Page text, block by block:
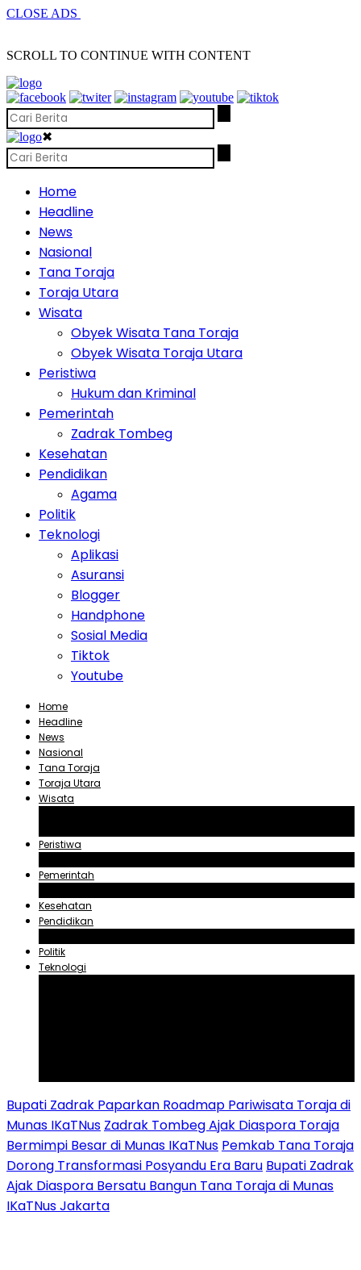
CLOSE ADS
SCROLL TO CONTINUE WITH CONTENT
✖
Home
Headline
News
Nasional
Tana Toraja
Toraja Utara
Wisata
Obyek Wisata Tana Toraja
Obyek Wisata Toraja Utara
Peristiwa
Hukum dan Kriminal
Pemerintah
Zadrak Tombeg
Kesehatan
Pendidikan
Agama
Politik
Teknologi
Aplikasi
Asuransi
Blogger
Handphone
Sosial Media
Tiktok
Youtube
Home
Headline
News
Nasional
Tana Toraja
Toraja Utara
Wisata
Peristiwa
Pemerintah
Kesehatan
Pendidikan
Politik
Teknologi
Bupati Zadrak Paparkan Roadmap Pariwisata Toraja di
Munas IKaTNus Zadrak Tombeg Ajak Diaspora Toraja
Bermimpi Besar di Munas IKaTNus Pemkab Tana Toraja
Dorong Transformasi Posyandu Era Baru Bupati Zadrak
Ajak Diaspora Bersatu Bangun Tana Toraja di Munas
IKaTNus Jakarta